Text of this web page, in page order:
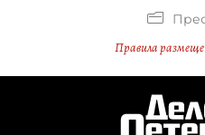
Правила